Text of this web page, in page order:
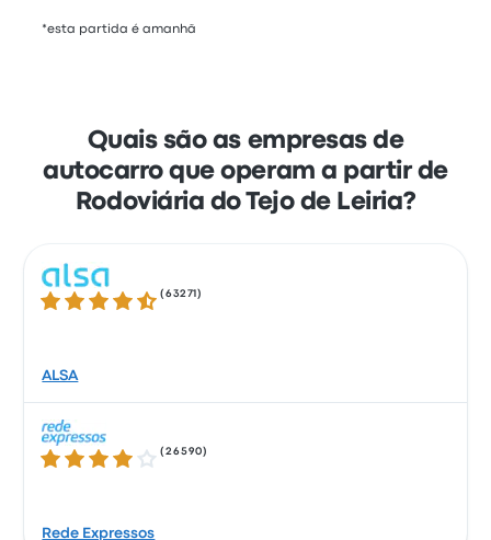
*esta partida é amanhã
Quais são as empresas de
autocarro que operam a partir de
Rodoviária do Tejo de Leiria?
4.3 de 5 estrelas
(63271 )
ALSA
4.2 de 5 estrelas
(26590 )
Rede Expressos